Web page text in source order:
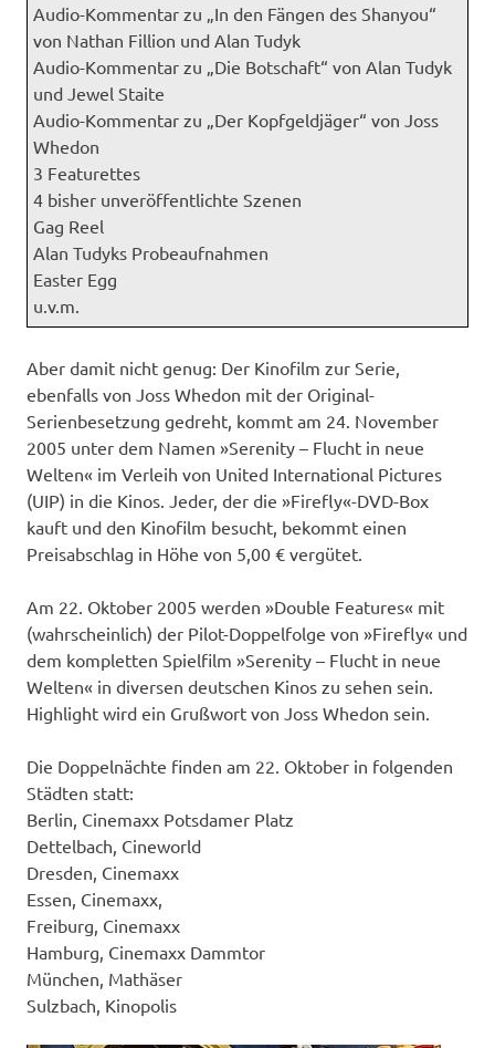
Audio-Kommentar zu „In den Fängen des Shanyou“
von Nathan Fillion und Alan Tudyk
Audio-Kommentar zu „Die Botschaft“ von Alan Tudyk
und Jewel Staite
Audio-Kommentar zu „Der Kopfgeldjäger“ von Joss
Whedon
3 Featurettes
4 bisher unveröffentlichte Szenen
Gag Reel
Alan Tudyks Probeaufnahmen
Easter Egg
u.v.m.
Aber damit nicht genug: Der Kinofilm zur Serie,
ebenfalls von Joss Whedon mit der Original-
Serienbesetzung gedreht, kommt am 24. November
2005 unter dem Namen »Serenity – Flucht in neue
Welten« im Verleih von United International Pictures
(UIP) in die Kinos. Jeder, der die »Firefly«-DVD-Box
kauft und den Kinofilm besucht, bekommt einen
Preisabschlag in Höhe von 5,00 € vergütet.
Am 22. Oktober 2005 werden »Double Features« mit
(wahrscheinlich) der Pilot-Doppelfolge von »Firefly« und
dem kompletten Spielfilm »Serenity – Flucht in neue
Welten« in diversen deutschen Kinos zu sehen sein.
Highlight wird ein Grußwort von Joss Whedon sein.
Die Doppelnächte finden am 22. Oktober in folgenden
Städten statt:
Berlin, Cinemaxx Potsdamer Platz
Dettelbach, Cineworld
Dresden, Cinemaxx
Essen, Cinemaxx,
Freiburg, Cinemaxx
Hamburg, Cinemaxx Dammtor
München, Mathäser
Sulzbach, Kinopolis